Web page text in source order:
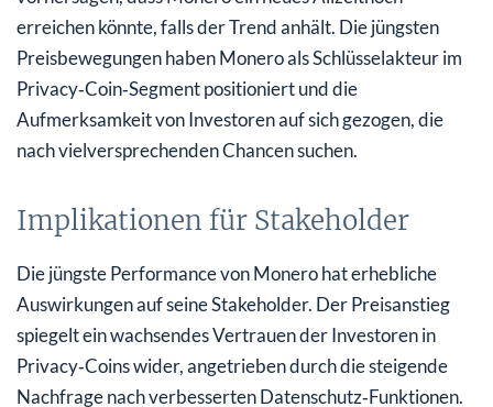
erreichen könnte, falls der Trend anhält. Die jüngsten
Preisbewegungen haben Monero als Schlüsselakteur im
Privacy‑Coin‑Segment positioniert und die
Aufmerksamkeit von Investoren auf sich gezogen, die
nach vielversprechenden Chancen suchen.
Implikationen für Stakeholder
Die jüngste Performance von Monero hat erhebliche
Auswirkungen auf seine Stakeholder. Der Preisanstieg
spiegelt ein wachsendes Vertrauen der Investoren in
Privacy‑Coins wider, angetrieben durch die steigende
Nachfrage nach verbesserten Datenschutz‑Funktionen.